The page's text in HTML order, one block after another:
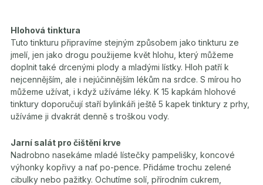
Hlohová tinktura
Tuto tinkturu připravíme stejným způsobem jako tinkturu ze
jmelí, jen jako drogu použijeme květ hlohu, který můžeme
doplnit také drcenými plody a mladými lístky. Hloh patří k
nejcennějším, ale i nejúčinnějším lékům na srdce. S mírou ho
můžeme užívat, i když užíváme léky. K 15 kapkám hlohové
tinktury doporučují staří bylinkáři ještě 5 kapek tinktury z prhy,
užíváme ji dvakrát denně s troškou vody.
Jarní salát pro čištění krve
Nadrobno nasekáme mladé lístečky pampelišky, koncové
výhonky kopřivy a nať po-pence. Přidáme trochu zelené
cibulky nebo pažitky. Ochutíme solí, přírodním cukrem,